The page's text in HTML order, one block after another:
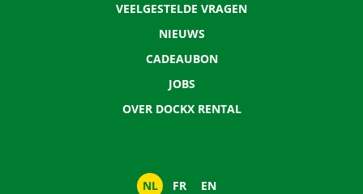
VEELGESTELDE VRAGEN
NIEUWS
CADEAUBON
JOBS
OVER DOCKX RENTAL
NL FR EN